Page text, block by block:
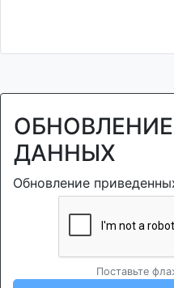
ДАННЫХ
Обновление
Поставьте